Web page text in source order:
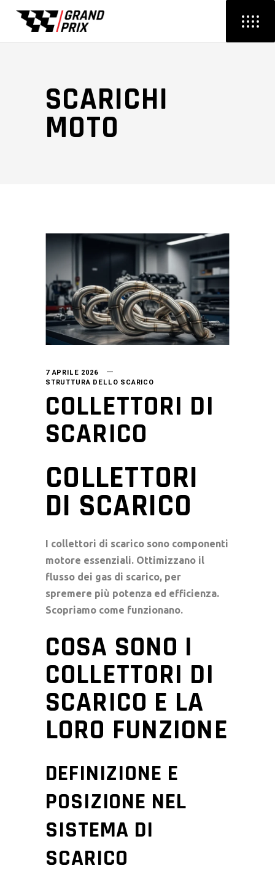
SCARICHI
MOTO
7 APRILE 2026
STRUTTURA DELLO SCARICO
COLLETTORI DI
SCARICO
COLLETTORI
DI SCARICO
I collettori di scarico sono componenti
motore essenziali. Ottimizzano il
flusso dei gas di scarico, per
spremere più potenza ed efficienza.
Scopriamo come funzionano.
COSA SONO I
COLLETTORI DI
SCARICO E LA
LORO FUNZIONE
DEFINIZIONE E
POSIZIONE NEL
SISTEMA DI
SCARICO